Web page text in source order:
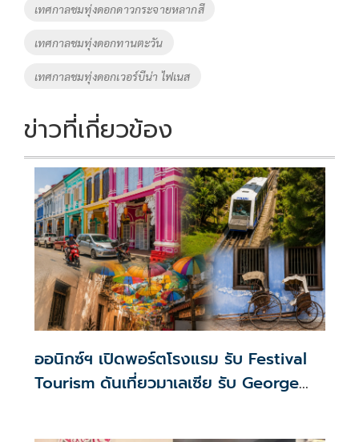
เทศกาลชมทุ่งดอกดาวกระจายหลากสี
เทศกาลชมทุ่งดอกทานตะวัน
เทศกาลชมทุ่งดอกเวอร์บีน่า ไฟเนส
ข่าวที่เกี่ยวข้อง
ออนิกซ์ฯ เปิดพอร์ตโรงแรม รับ Festival
Tourism ดันเที่ยวมาเลเซีย รับ George